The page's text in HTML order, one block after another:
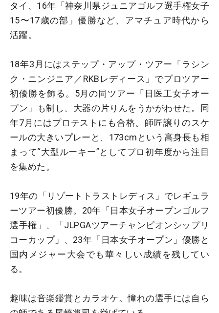
タイ、16年「神奈川県ジュニアゴルフ選手権女子
15〜17歳の部」優勝など、アマチュア時代から
活躍。
18年3月にはステップ・アップ・ツアー「ラシン
ク・ニンジニア／RKBレディース」でプロツアー
初優勝を飾る。5月の同ツアー「日医工女子オー
プン」も制し、大器の片りんをうかがわせた。同
年7月にはプロテストにも合格。師匠譲りのスケ
ールの大きいプレーと、173cmという高身長も相
まって“大型ルーキー”としてプロ初年度から注目
を集めた。
19年の「リゾートトラストレディス」でレギュラ
ーツアー初優勝。20年「日本女子オープンゴルフ
選手権」、「JLPGAツアーチャンピオンシップリ
コーカップ」、23年「日本女子オープン」優勝と
国内メジャー大会でも華々しい成績を残してい
る。
趣味は音楽鑑賞とカラオケ。憧れの選手には自ら